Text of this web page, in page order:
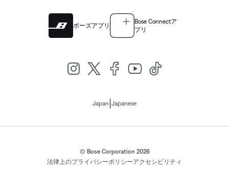
ボーズアプリ
Bose Connectア
プリ
Japan Japanese
© Bose Corporation 2026
法律上のプライバシーポリシーアクセシビリティ